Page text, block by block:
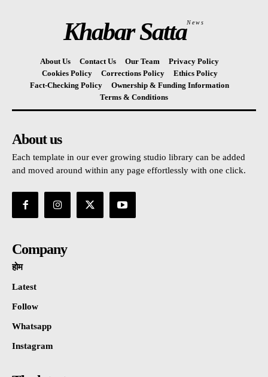
Khabar SattaNews
About Us Contact Us Our Team
Privacy Policy
Cookies Policy
Corrections Policy
Ethics Policy
Fact-Checking Policy
Ownership & Funding Information
Terms & Conditions
About us
Each template in our ever growing studio library can be added
and moved around within any page effortlessly with one click.
Company
होम
Latest
Follow
Whatsapp
Instagram